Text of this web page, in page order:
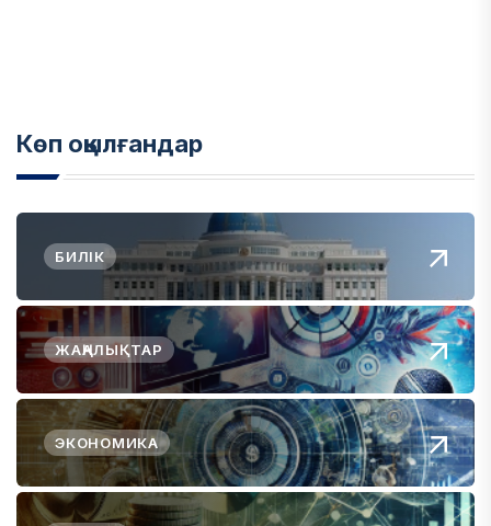
Көп оқылғандар
БИЛІК
ЖАҢАЛЫҚТАР
ЭКОНОМИКА